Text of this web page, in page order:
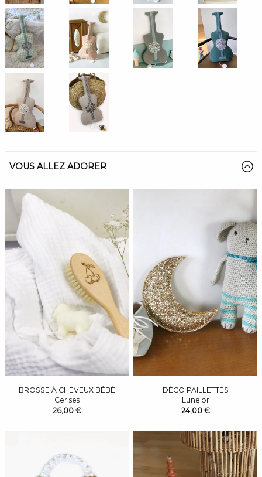
VOUS ALLEZ ADORER
BROSSE À CHEVEUX BÉBÉ
Cerises
26,00 €
DÉCO PAILLETTES
Lune or
24,00 €